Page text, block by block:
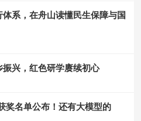
系，在舟山读懂民生保障与国
兴，红色研学赓续初心
奖名单公布！还有大模型的